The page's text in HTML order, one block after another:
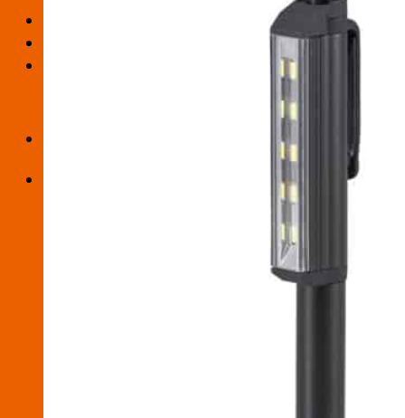
お買い物カゴに商品がありません。